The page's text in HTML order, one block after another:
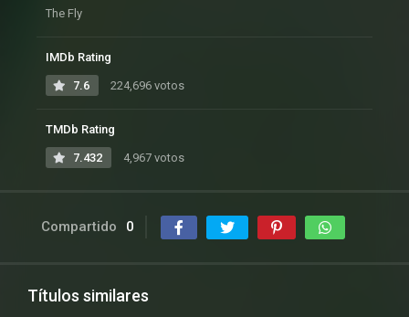
The Fly
IMDb Rating
7.6 224,696 votos
TMDb Rating
7.432 4,967 votos
Compartido 0
Títulos similares